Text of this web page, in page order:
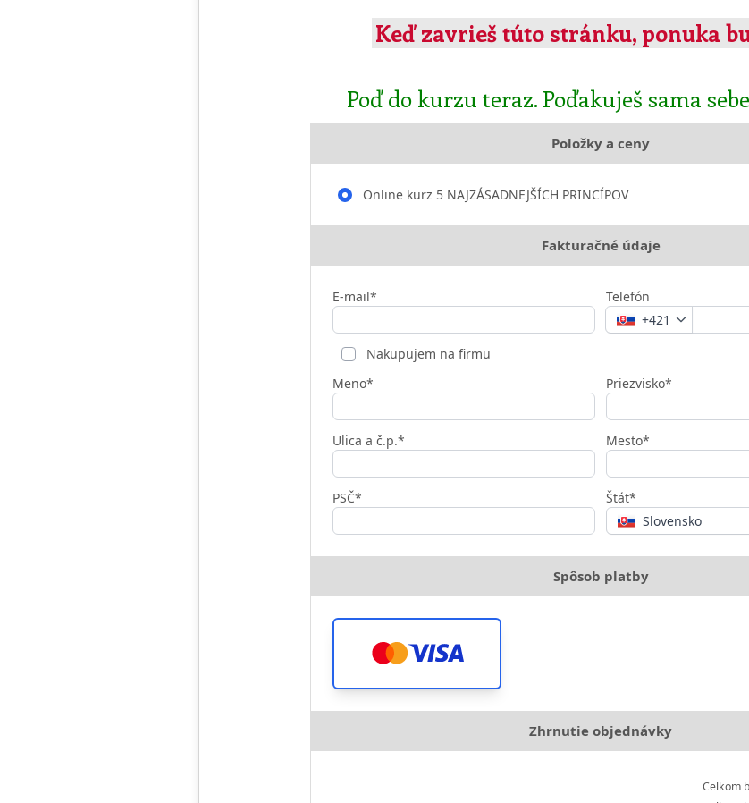
Keď zavrieš túto stránku, ponuka
Poď do kurzu teraz. Poďakuješ sama
Položky a ceny
Online kurz 5 NAJZÁSADNEJŠÍCH PRINCÍPOV
Fakturačné údaje
E-mail*
Telefón
+421
Nakupujem na firmu
Meno*
Priezvisko*
Ulica a č.p.* Mesto*
PSČ*
Štát*
Slovensko
Spôsob platby
Zhrnutie objednávky
Celkom